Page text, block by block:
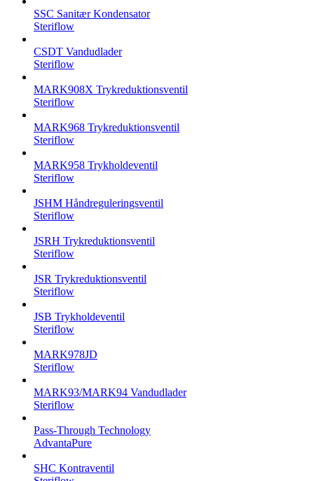
SSC Sanitær Kondensator
Steriflow
CSDT Vandudlader
Steriflow
MARK908X Trykreduktionsventil
Steriflow
MARK968 Trykreduktionsventil
Steriflow
MARK958 Trykholdeventil
Steriflow
JSHM Håndreguleringsventil
Steriflow
JSRH Trykreduktionsventil
Steriflow
JSR Trykreduktionsventil
Steriflow
JSB Trykholdeventil
Steriflow
MARK978JD
Steriflow
MARK93/MARK94 Vandudlader
Steriflow
Pass-Through Technology
AdvantaPure
SHC Kontraventil